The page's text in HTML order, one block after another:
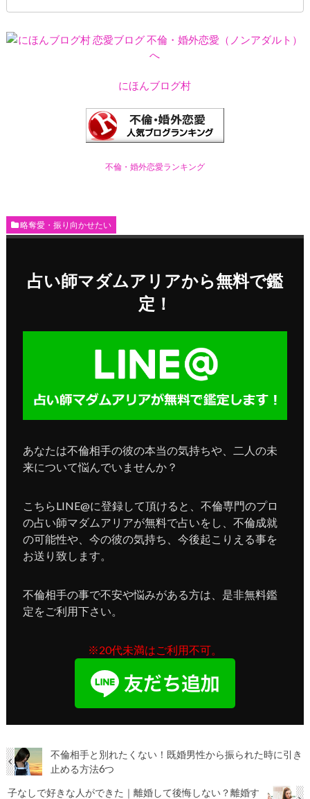
にほんブログ村
不倫・婚外恋愛ランキング
略奪愛・振り向かせたい
占い師マダムアリアから無料で鑑
定！
あなたは不倫相手の彼の本当の気持ちや、二人の未
来について悩んでいませんか？
こちらLINE@に登録して頂けると、不倫専門のプロ
の占い師マダムアリアが無料で占いをし、不倫成就
の可能性や、今の彼の気持ち、今後起こりえる事を
お送り致します。
不倫相手の事で不安や悩みがある方は、是非無料鑑
定をご利用下さい。
※20代未満はご利用不可。
不倫相手と別れたくない！既婚男性から振られた時に引き
止める方法6つ
子なしで好きな人ができた｜離婚して後悔しない？離婚す